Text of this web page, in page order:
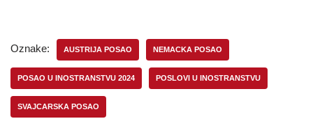
Oznake: AUSTRIJA POSAO NEMACKA POSAO
POSAO U INOSTRANSTVU 2024 POSLOVI U INOSTRANSTVU
SVAJCARSKA POSAO